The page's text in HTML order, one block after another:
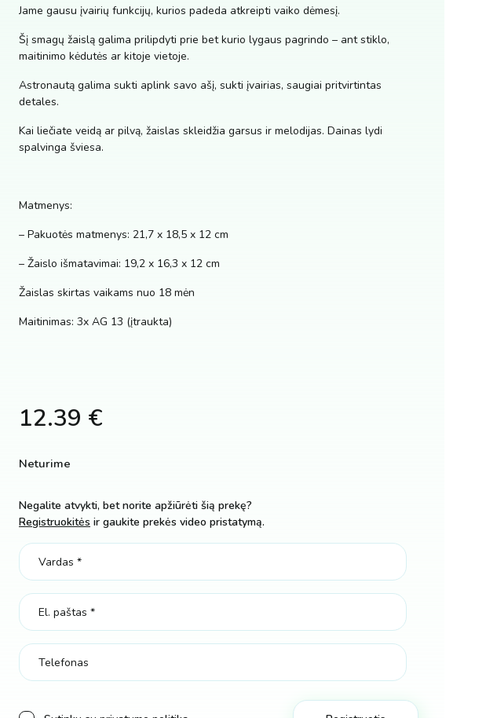
Jame gausu įvairių funkcijų, kurios padeda atkreipti vaiko dėmesį.
Šį smagų žaislą galima prilipdyti prie bet kurio lygaus pagrindo – ant stiklo,
maitinimo kėdutės ar kitoje vietoje.
Astronautą galima sukti aplink savo ašį, sukti įvairias, saugiai pritvirtintas
detales.
Kai liečiate veidą ar pilvą, žaislas skleidžia garsus ir melodijas. Dainas lydi
spalvinga šviesa.
Matmenys:
– Pakuotės matmenys: 21,7 x 18,5 x 12 cm
– Žaislo išmatavimai: 19,2 x 16,3 x 12 cm
Žaislas skirtas vaikams nuo 18 mėn
Maitinimas: 3x AG 13 (įtraukta)
12.39 €
Neturime
Negalite atvykti, bet norite apžiūrėti šią prekę?
Registruokitės ir gaukite prekės video pristatymą.